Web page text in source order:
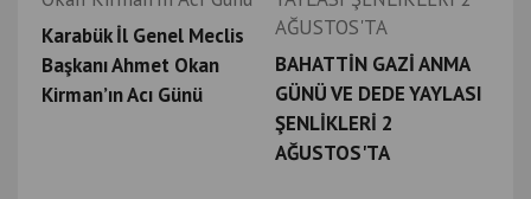
Karabük İl Genel Meclis
Başkanı Ahmet Okan
Kirman’ın Acı Günü
BAHATTİN GAZİ ANMA
GÜNÜ VE DEDE YAYLASI
ŞENLİKLERİ 2
AĞUSTOS'TA